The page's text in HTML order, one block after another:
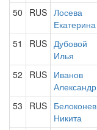
50 RUS Лосева
Екатерина
51 RUS Дубовой
Илья
52 RUS Иванов
Александр
53 RUS Белоконев
Никита